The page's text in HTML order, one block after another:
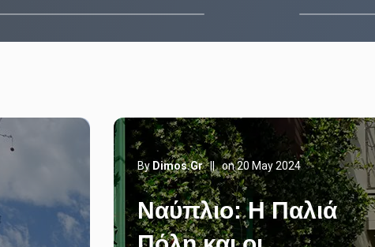
By Dimos.gr||on 20 May 2024
Ναύπλιο: Η Παλιά